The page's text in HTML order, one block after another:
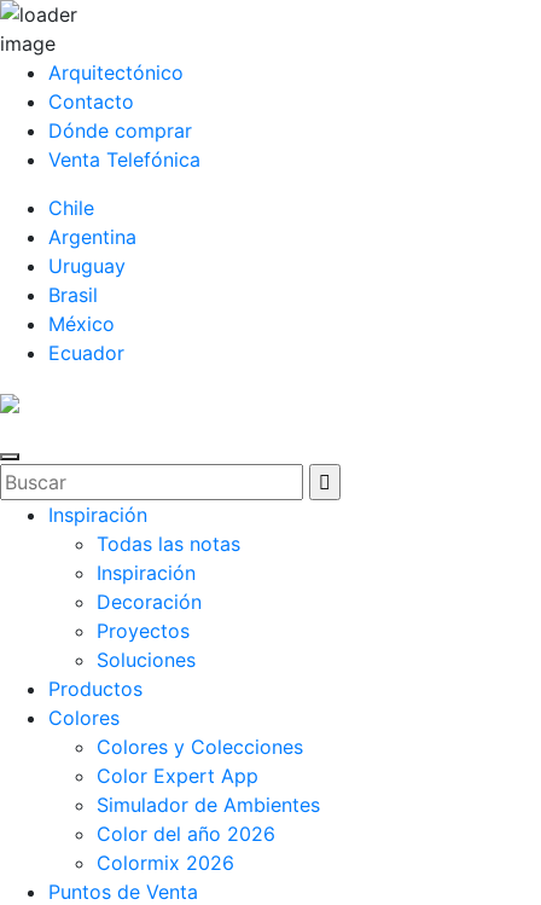
Arquitectónico
Contacto
Dónde comprar
Venta Telefónica
Chile
Argentina
Uruguay
Brasil
México
Ecuador
Inspiración
Todas las notas
Inspiración
Decoración
Proyectos
Soluciones
Productos
Colores
Colores y Colecciones
Color Expert App
Simulador de Ambientes
Color del año 2026
Colormix 2026
Puntos de Venta